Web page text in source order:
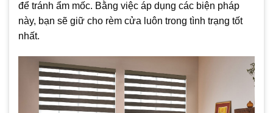
để tránh ẩm mốc. Bằng việc áp dụng các biện pháp
này, bạn sẽ giữ cho rèm cửa luôn trong tình trạng tốt
nhất.